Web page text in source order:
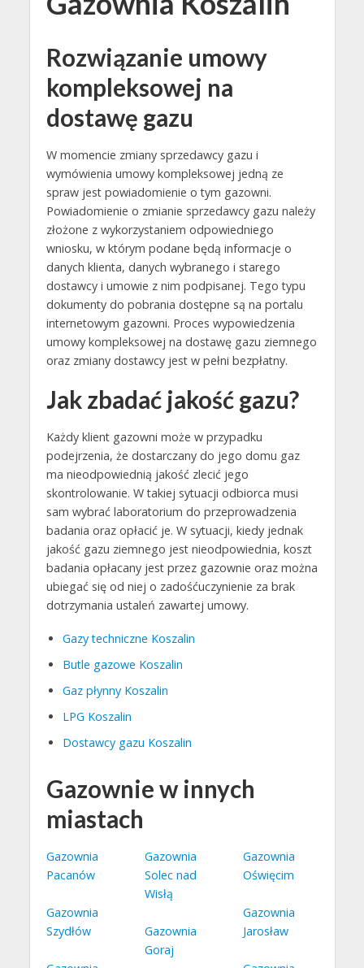
Rozwiązanie umowy
kompleksowej na
dostawę gazu
W momencie zmiany sprzedawcy gazu i
wymówienia umowy kompleksowej jedną ze
spraw jest powiadomienie o tym gazowni.
Powiadomienie o zmianie sprzedawcy gazu należy
złożone z wykorzystaniem odpowiedniego
wniosku, w którym podane będą informacje o
danych klienta, danych wybranego i starego
dostawcy i umowie z nim podpisanej. Tego typu
dokumenty do pobrania dostępne są na portalu
internetowym gazowni. Proces wypowiedzenia
umowy kompleksowej na dostawę gazu ziemnego
oraz zmiany dostawcy jest w pełni bezpłatny.
Jak zbadać jakość gazu?
Każdy klient gazowni może w przypadku
podejrzenia, że dostarczany do jego domu gaz
ma nieodpowiednią jakość zlecić jego
skontrolowanie. W takiej sytuacji odbiorca musi
sam wybrać laboratorium do przeprowadzenia
badania oraz opłacić je. W sytuacji, kiedy jednak
jakość gazu ziemnego jest nieodpowiednia, koszt
badania opłacany jest przez gazownie oraz można
ubiegać się od niej o zadośćuczynienie za brak
dotrzymania ustaleń zawartej umowy.
Gazy techniczne Koszalin
Butle gazowe Koszalin
Gaz płynny Koszalin
LPG Koszalin
Dostawcy gazu Koszalin
Gazownie w innych
miastach
Gazownia
Pacanów
Gazownia
Szydłów
Gazownia
Solec nad
Wisłą
Gazownia
Goraj
Gazownia
Oświęcim
Gazownia
Jarosław